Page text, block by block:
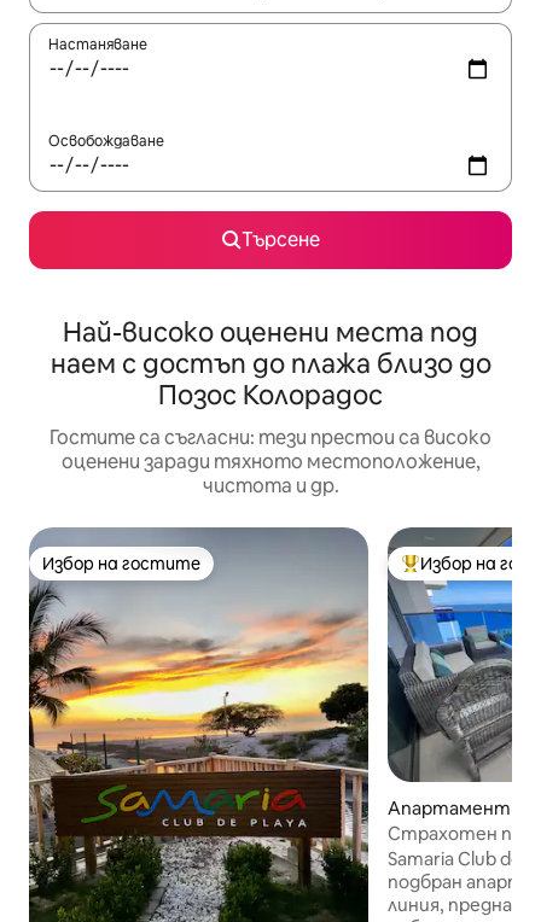
Настаняване
Освобождаване
Търсене
Най-високо оценени места под
наем с достъп до плажа близо до
Позос Колорадос
Гостите са съгласни: тези престои са високо
оценени заради тяхното местоположение,
чистота и др.
Избор на гостите
Избор на гостите Най-популярен
Избор на
Апартамент –
а
Страхотен
океана +
Samaria Club de
подбран
линия,